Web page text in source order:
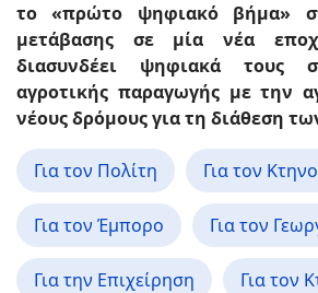
το «πρώτο ψηφιακό βήμα»
μετάβασης σε μία νέα
διασυνδέει ψηφιακά τους
αγροτικής παραγωγής με την
νέους δρόμους για τη διάθεση
Για τον Πολίτη Για τον
Για τον Έμπορο Για τον
Για την Επιχείρηση Για τον